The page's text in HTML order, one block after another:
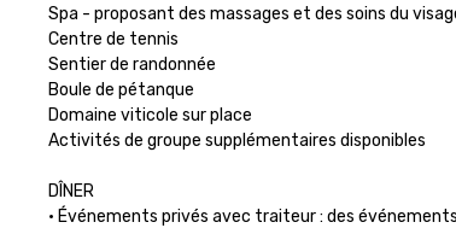
Spa - proposant des massages et des soins du
Centre de tennis
Sentier de randonnée
Boule de pétanque
Domaine viticole sur place
Activités de groupe supplémentaires disponibles
DÎNER
• Événements privés avec traiteur : des